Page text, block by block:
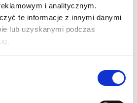
i analitycznym.
te informacje z innymi danymi
lub uzyskanymi podczas
kształty flagi: Feather, Quill oraz Crest
na tkaninie poliestrowej
cyfrowo w rozdzielczości 1440 dpi
1440 dpi.